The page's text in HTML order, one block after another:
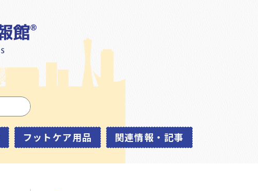
フットケア用品 関連情報・記事